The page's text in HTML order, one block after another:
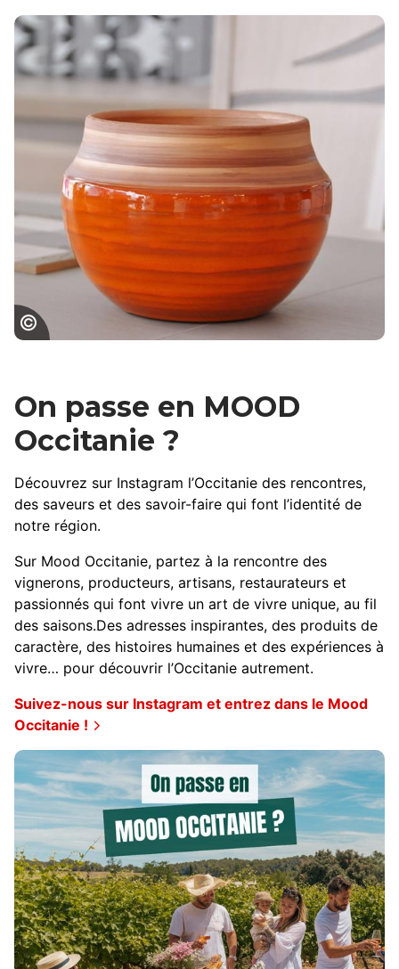
On passe en MOOD
Occitanie ?
Découvrez sur Instagram l’Occitanie des rencontres,
des saveurs et des savoir-faire qui font l’identité de
notre région.
Sur Mood Occitanie, partez à la rencontre des
vignerons, producteurs, artisans, restaurateurs et
passionnés qui font vivre un art de vivre unique, au fil
des saisons.Des adresses inspirantes, des produits de
caractère, des histoires humaines et des expériences à
vivre… pour découvrir l’Occitanie autrement.
Suivez-nous sur Instagram et entrez dans le Mood
Occitanie !